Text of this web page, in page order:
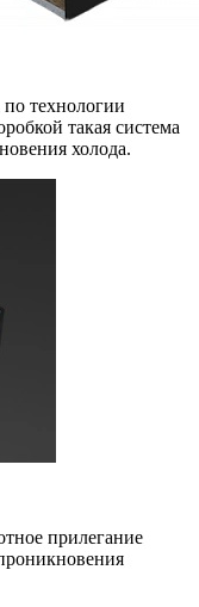
технологии
такая система
холода.
прилегание